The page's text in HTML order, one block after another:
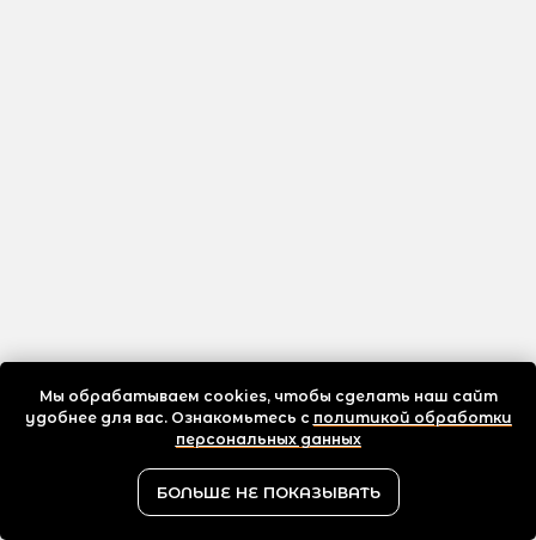
Мы обрабатываем cookies, чтобы сделать наш сайт
удобнее для вас. Ознакомьтесь с политикой обработки
персональных данных
БОЛЬШЕ НЕ ПОКАЗЫВАТЬ